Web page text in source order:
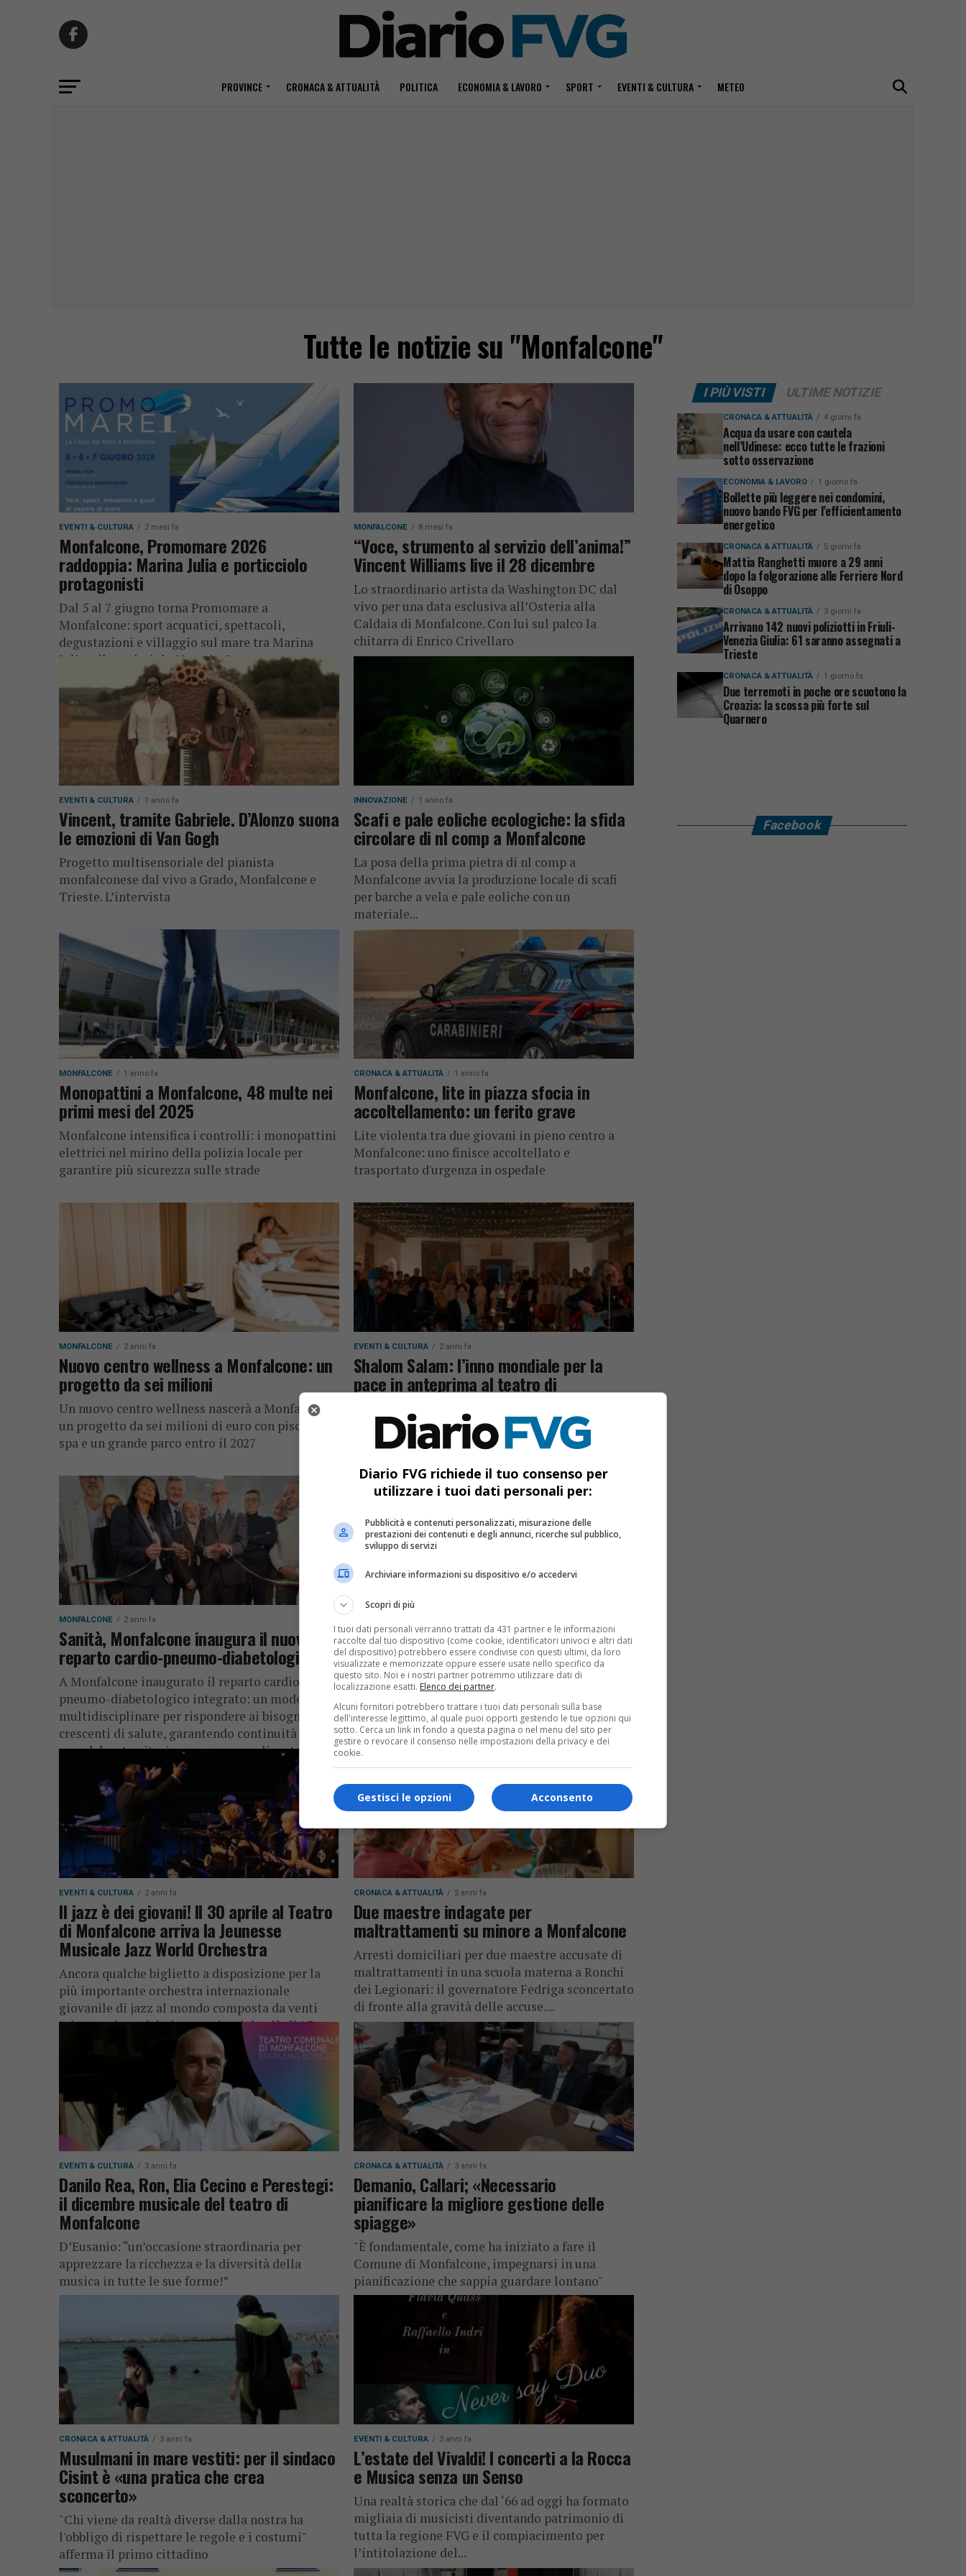
PROVINCE CRONACA & ATTUALITÀ POLITICA ECONOMIA & LAVORO SPORT EVENTI & CULTURA METEO
Tutte le notizie su "Monfalcone"
EVENTI & CULTURA 2 mesi fa
Monfalcone, Promomare 2026
raddoppia: Marina Julia e porticciolo
protagonisti
Dal 5 al 7 giugno torna Promomare a
Monfalcone: sport acquatici, spettacoli,
degustazioni e villaggio sul mare tra Marina
Julia e il porticciolo Nazario Sauro
MONFALCONE 8 mesi fa
“Voce, strumento al servizio dell’anima!”
Vincent Williams live il 28 dicembre
Lo straordinario artista da Washington DC dal
vivo per una data esclusiva all’Osteria alla
Caldaia di Monfalcone. Con lui sul palco la
chitarra di Enrico Crivellaro
EVENTI & CULTURA 1 anno fa
Vincent, tramite Gabriele. D’Alonzo suona
le emozioni di Van Gogh
Progetto multisensoriale del pianista
monfalconese dal vivo a Grado, Monfalcone e
Trieste. L’intervista
INNOVAZIONE 1 anno fa
Scafi e pale eoliche ecologiche: la sfida
circolare di nl comp a Monfalcone
La posa della prima pietra di nl comp a
Monfalcone avvia la produzione locale di scafi
per barche a vela e pale eoliche con un
materiale...
MONFALCONE 1 anno fa
Monopattini a Monfalcone, 48 multe nei
primi mesi del 2025
Monfalcone intensifica i controlli: i monopattini
elettrici nel mirino della polizia locale per
garantire più sicurezza sulle strade
CRONACA & ATTUALITÀ 1 anno fa
Monfalcone, lite in piazza sfocia in
accoltellamento: un ferito grave
Lite violenta tra due giovani in pieno centro a
Monfalcone: uno finisce accoltellato e
trasportato d'urgenza in ospedale
MONFALCONE 2 anni fa
Nuovo centro wellness a Monfalcone: un
progetto da sei milioni
Un nuovo centro wellness nascerà a Monfalcone:
un progetto da sei milioni di euro con piscine,
spa e un grande parco entro il 2027
EVENTI & CULTURA 2 anni fa
Shalom Salam: l’inno mondiale per la
pace in anteprima al teatro di
Presentazione il 22 dicembre e poi sul canale
youtube omonimo. Devitor: riappropriarci della
tifoserie
MONFALCONE 2 anni fa
Sanità, Monfalcone inaugura il nuovo
reparto cardio-pneumo-diabetologico
A Monfalcone inaugurato il reparto cardio-
pneumo-diabetologico integrato: un modello
multidisciplinare per rispondere ai bisogni
crescenti di salute, garantendo continuità tra
ospedale e territorio e cure personalizzate...
Incidente nautico: disalberata barca
slovena, tre persone in salvo
Incidente nautico a Punta Sdobba: una barca a
vela slovena disalbera, tre persone a bordo
vengono soccorse dalla guardia costiera e
portate in sicurezza al porto...
EVENTI & CULTURA 2 anni fa
Il jazz è dei giovani! Il 30 aprile al Teatro
di Monfalcone arriva la Jeunesse
Musicale Jazz World Orchestra
Ancora qualche biglietto a disposizione per la
più importante orchestra internazionale
giovanile di jazz al mondo composta da venti
talentuosi musicisti provenienti da più di 15...
CRONACA & ATTUALITÀ 2 anni fa
Due maestre indagate per
maltrattamenti su minore a Monfalcone
Arresti domiciliari per due maestre accusate di
maltrattamenti in una scuola materna a Ronchi
dei Legionari: il governatore Fedriga sconcertato
di fronte alla gravità delle accuse....
EVENTI & CULTURA 3 anni fa
Danilo Rea, Ron, Elia Cecino e Perestegi:
il dicembre musicale del teatro di
Monfalcone
D’Eusanio: “un’occasione straordinaria per
apprezzare la ricchezza e la diversità della
musica in tutte le sue forme!”
CRONACA & ATTUALITÀ 3 anni fa
Demanio, Callari; «Necessario
pianificare la migliore gestione delle
spiagge»
"È fondamentale, come ha iniziato a fare il
Comune di Monfalcone, impegnarsi in una
pianificazione che sappia guardare lontano"
CRONACA & ATTUALITÀ 3 anni fa
Musulmani in mare vestiti: per il sindaco
Cisint è «una pratica che crea
sconcerto»
"Chi viene da realtà diverse dalla nostra ha
l'obbligo di rispettare le regole e i costumi"
afferma il primo cittadino
EVENTI & CULTURA 3 anni fa
L’estate del Vivaldi! I concerti a la Rocca
e Musica senza un Senso
Una realtà storica che dal ‘66 ad oggi ha formato
migliaia di musicisti diventando patrimonio di
tutta la regione FVG e il compiacimento per
l’intitolazione del...
I PIÙ VISTI ULTIME NOTIZIE
CRONACA & ATTUALITÀ 4 giorni fa
Acqua da usare con cautela
nell’Udinese: ecco tutte le frazioni
sotto osservazione
ECONOMIA & LAVORO 1 giorno fa
Bollette più leggere nei condomini,
nuovo bando FVG per l’efficientamento
energetico
CRONACA & ATTUALITÀ 5 giorni fa
Mattia Ranghetti muore a 29 anni
dopo la folgorazione alle Ferriere Nord
di Osoppo
CRONACA & ATTUALITÀ 3 giorni fa
Arrivano 142 nuovi poliziotti in Friuli-
Venezia Giulia: 61 saranno assegnati a
Trieste
CRONACA & ATTUALITÀ 1 giorno fa
Due terremoti in poche ore scuotono la
Croazia: la scossa più forte sul
Quarnero
Facebook
Diario FVG richiede il tuo consenso per
utilizzare i tuoi dati personali per:
Pubblicità e contenuti personalizzati, misurazione delle
prestazioni dei contenuti e degli annunci, ricerche sul pubblico,
sviluppo di servizi
Archiviare informazioni su dispositivo e/o accedervi
Scopri di più
I tuoi dati personali verranno trattati da 431 partner e le informazioni
raccolte dal tuo dispositivo (come cookie, identificatori univoci e altri dati
del dispositivo) potrebbero essere condivise con questi ultimi, da loro
visualizzate e memorizzate oppure essere usate nello specifico da
questo sito. Noi e i nostri partner potremmo utilizzare dati di
localizzazione esatti. Elenco dei partner.
Alcuni fornitori potrebbero trattare i tuoi dati personali sulla base
dell'interesse legittimo, al quale puoi opporti gestendo le tue opzioni qui
sotto. Cerca un link in fondo a questa pagina o nel menu del sito per
gestire o revocare il consenso nelle impostazioni della privacy e dei
cookie.
Acconsento
Gestisci le opzioni